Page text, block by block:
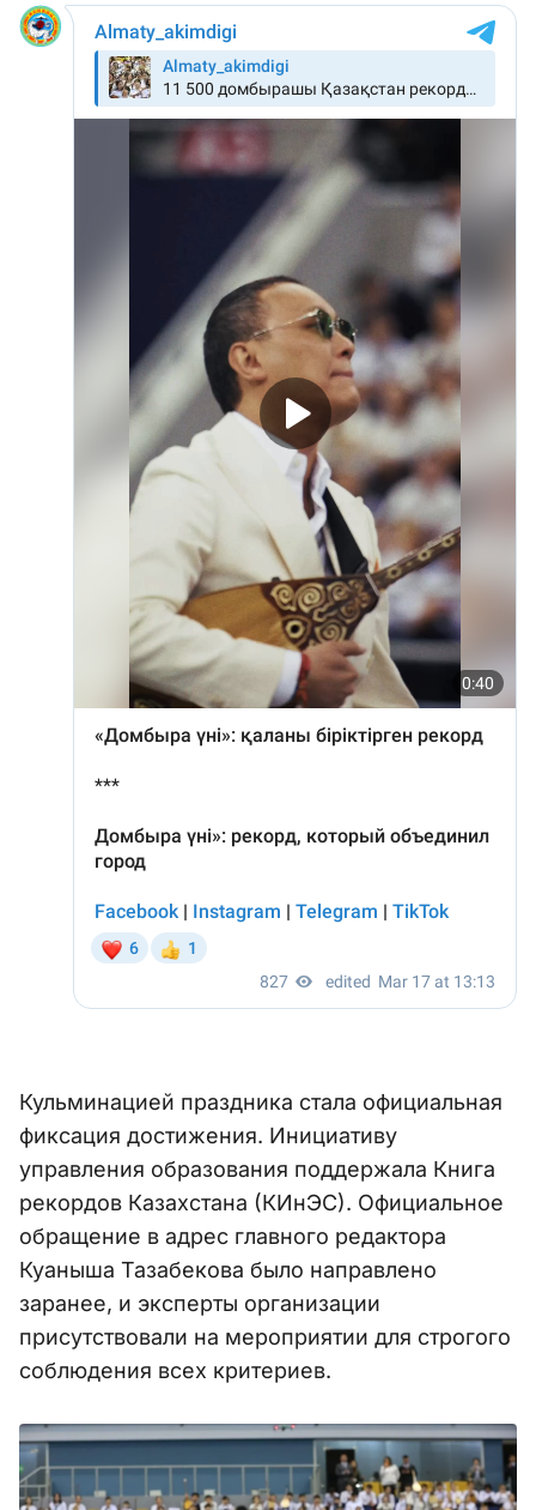
Кульминацией праздника стала официальная
фиксация достижения. Инициативу
управления образования поддержала Книга
рекордов Казахстана (КИнЭС). Официальное
обращение в адрес главного редактора
Куаныша Тазабекова было направлено
заранее, и эксперты организации
присутствовали на мероприятии для строгого
соблюдения всех критериев.